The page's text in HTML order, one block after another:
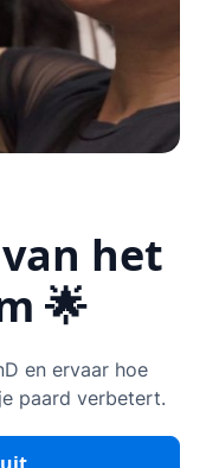
het
🌟
en ervaar hoe
paard verbetert.